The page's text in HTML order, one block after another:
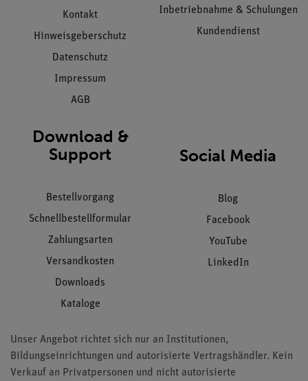
Kontakt
Hinweisgeberschutz
Datenschutz
Impressum
AGB
Inbetriebnahme & Schulungen
Kundendienst
Download &
Support
Bestellvorgang
Schnellbestellformular
Zahlungsarten
Versandkosten
Downloads
Kataloge
Social Media
Blog
Facebook
YouTube
LinkedIn
Unser Angebot richtet sich nur an Institutionen,
Bildungseinrichtungen und autorisierte Vertragshändler. Kein
Verkauf an Privatpersonen und nicht autorisierte